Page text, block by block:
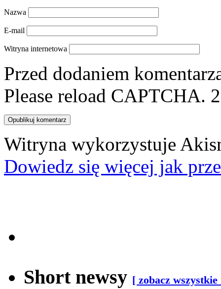
Nazwa
E-mail
Witryna internetowa
Przed dodaniem
Please reload CAPTCHA. 2
Witryna wykorzystuje
Dowiedz się więcej jak
Short newsy [ zobacz wszystkie